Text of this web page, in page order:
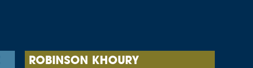
ROBINSON KHOURY